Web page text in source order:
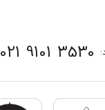
021 9101 3530